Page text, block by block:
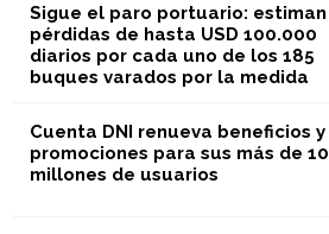
Sigue el paro portuario: estiman
pérdidas de hasta USD 100.000
diarios por cada uno de los 185
buques varados por la medida
Cuenta DNI renueva beneficios y
promociones para sus más de 10
millones de usuarios